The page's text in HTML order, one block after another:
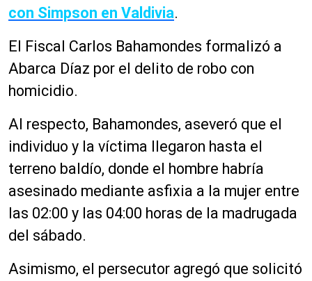
con Simpson en Valdivia.
El Fiscal Carlos Bahamondes formalizó a
Abarca Díaz por el delito de robo con
homicidio.
Al respecto, Bahamondes, aseveró que el
individuo y la víctima llegaron hasta el
terreno baldío, donde el hombre habría
asesinado mediante asfixia a la mujer entre
las 02:00 y las 04:00 horas de la madrugada
del sábado.
Asimismo, el persecutor agregó que solicitó